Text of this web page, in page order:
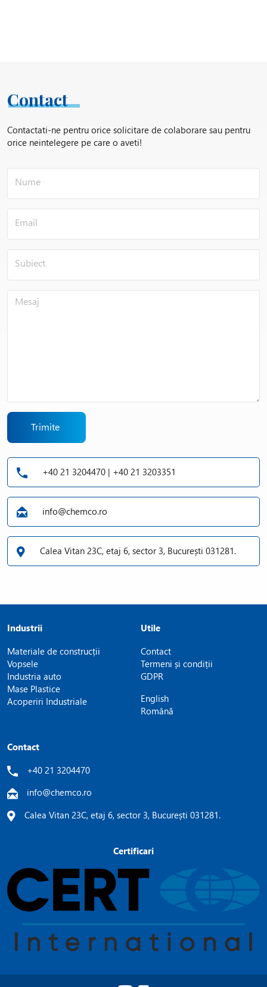
Contact
Contactati-ne pentru orice solicitare de colaborare sau pentru
orice neintelegere pe care o aveti!
Trimite
+40 21 3204470 | +40 21 3203351
info@chemco.ro
Calea Vitan 23C, etaj 6, sector 3, București 031281.
Industrii
Materiale de construcții
Vopsele
Industria auto
Mase Plastice
Acoperiri Industriale
Utile
Contact
Termeni și condiții
GDPR
English
Română
Contact
+40 21 3204470
info@chemco.ro
Calea Vitan 23C, etaj 6, sector 3, București 031281.
Certificari